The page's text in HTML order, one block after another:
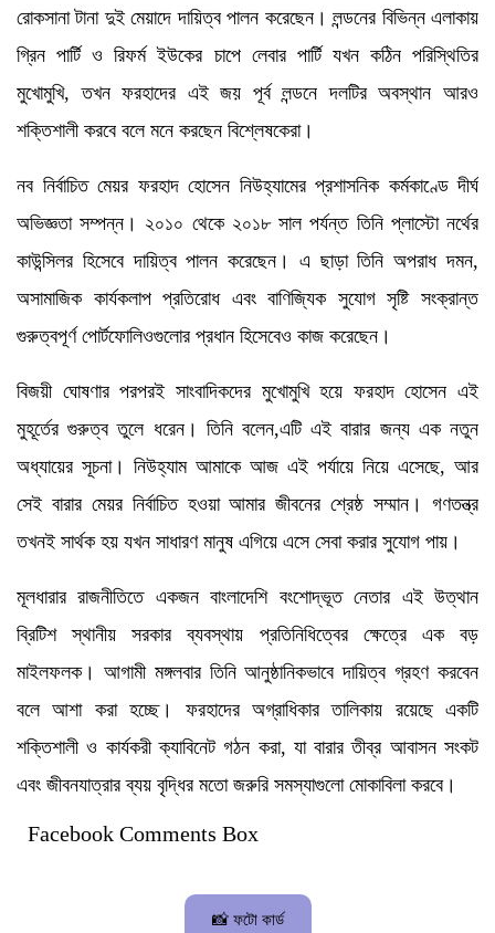
রোকসানা টানা দুই মেয়াদে দায়িত্ব পালন করেছেন। লন্ডনের বিভিন্ন এলাকায়
গ্রিন পার্টি ও রিফর্ম ইউকের চাপে লেবার পার্টি যখন কঠিন পরিস্থিতির
মুখোমুখি, তখন ফরহাদের এই জয় পূর্ব লন্ডনে দলটির অবস্থান আরও
শক্তিশালী করবে বলে মনে করছেন বিশ্লেষকেরা।
নব নির্বাচিত মেয়র ফরহাদ হোসেন নিউহ্যামের প্রশাসনিক কর্মকাণ্ডে দীর্ঘ
অভিজ্ঞতা সম্পন্ন। ২০১০ থেকে ২০১৮ সাল পর্যন্ত তিনি প্লাস্টো নর্থের
কাউন্সিলর হিসেবে দায়িত্ব পালন করেছেন। এ ছাড়া তিনি অপরাধ দমন,
অসামাজিক কার্যকলাপ প্রতিরোধ এবং বাণিজ্যিক সুযোগ সৃষ্টি সংক্রান্ত
গুরুত্বপূর্ণ পোর্টফোলিওগুলোর প্রধান হিসেবেও কাজ করেছেন।
বিজয়ী ঘোষণার পরপরই সাংবাদিকদের মুখোমুখি হয়ে ফরহাদ হোসেন এই
মুহূর্তের গুরুত্ব তুলে ধরেন। তিনি বলেন,এটি এই বারার জন্য এক নতুন
অধ্যায়ের সূচনা। নিউহ্যাম আমাকে আজ এই পর্যায়ে নিয়ে এসেছে, আর
সেই বারার মেয়র নির্বাচিত হওয়া আমার জীবনের শ্রেষ্ঠ সম্মান। গণতন্ত্র
তখনই সার্থক হয় যখন সাধারণ মানুষ এগিয়ে এসে সেবা করার সুযোগ পায়।
মূলধারার রাজনীতিতে একজন বাংলাদেশি বংশোদ্ভূত নেতার এই উত্থান
ব্রিটিশ স্থানীয় সরকার ব্যবস্থায় প্রতিনিধিত্বের ক্ষেত্রে এক বড়
মাইলফলক। আগামী মঙ্গলবার তিনি আনুষ্ঠানিকভাবে দায়িত্ব গ্রহণ করবেন
বলে আশা করা হচ্ছে। ফরহাদের অগ্রাধিকার তালিকায় রয়েছে একটি
শক্তিশালী ও কার্যকরী ক্যাবিনেট গঠন করা, যা বারার তীব্র আবাসন সংকট
এবং জীবনযাত্রার ব্যয় বৃদ্ধির মতো জরুরি সমস্যাগুলো মোকাবিলা করবে।
Facebook Comments Box
📸 ফটো কার্ড